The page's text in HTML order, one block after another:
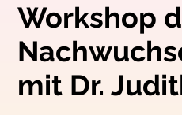
Workshop
mit Dr.